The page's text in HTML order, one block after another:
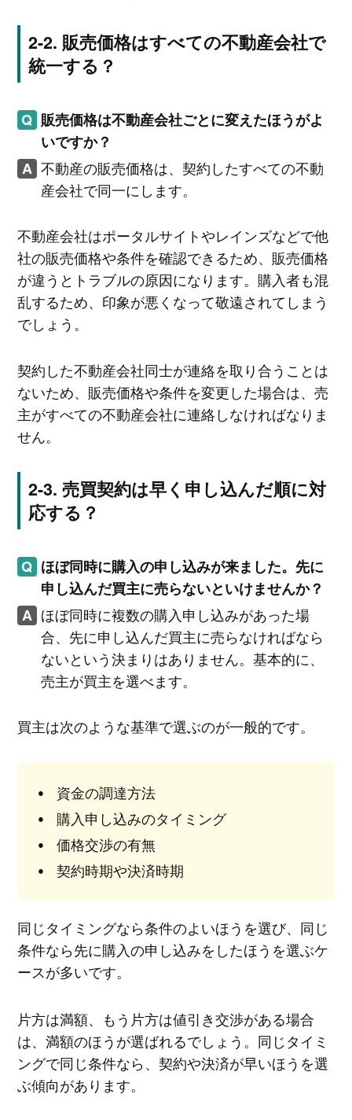
販売価格はすべての不動産会社で
統一する？
販売価格は不動産会社ごとに変えたほうがよ
いですか？
不動産の販売価格は、契約したすべての不動
産会社で同一にします。
不動産会社はポータルサイトやレインズなどで他
社の販売価格や条件を確認できるため、販売価格
が違うとトラブルの原因になります。購入者も混
乱するため、印象が悪くなって敬遠されてしまう
でしょう。
契約した不動産会社同士が連絡を取り合うことは
ないため、販売価格や条件を変更した場合は、売
主がすべての不動産会社に連絡しなければなりま
せん。
売買契約は早く申し込んだ順に対
応する？
ほぼ同時に購入の申し込みが来ました。先に
申し込んだ買主に売らないといけませんか？
ほぼ同時に複数の購入申し込みがあった場
合、先に申し込んだ買主に売らなければなら
ないという決まりはありません。基本的に、
売主が買主を選べます。
買主は次のような基準で選ぶのが一般的です。
資金の調達方法
購入申し込みのタイミング
価格交渉の有無
契約時期や決済時期
同じタイミングなら条件のよいほうを選び、同じ
条件なら先に購入の申し込みをしたほうを選ぶケ
ースが多いです。
片方は満額、もう片方は値引き交渉がある場合
は、満額のほうが選ばれるでしょう。同じタイミ
ングで同じ条件なら、契約や決済が早いほうを選
ぶ傾向があります。